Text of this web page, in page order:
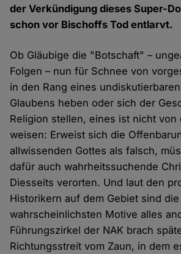
der Verkündigung dieses Super-
schon vor Bischoffs Tod entlarvt.
Ob Gläubige die "Botschaft" –
Folgen – nun für Schnee von
in den Rang eines
Glaubens heben oder sich der
Religion stellen, eines ist nicht von
weisen: Erweist sich die
allwissenden Gottes als falsch,
dafür auch wahrheitssuchende
Diesseits verorten. Und laut den
Historikern auf dem Gebiet sind die
wahrscheinlichsten Motive alles
Führungszirkel der NAK brach
Richtungsstreit vom Zaun, in dem